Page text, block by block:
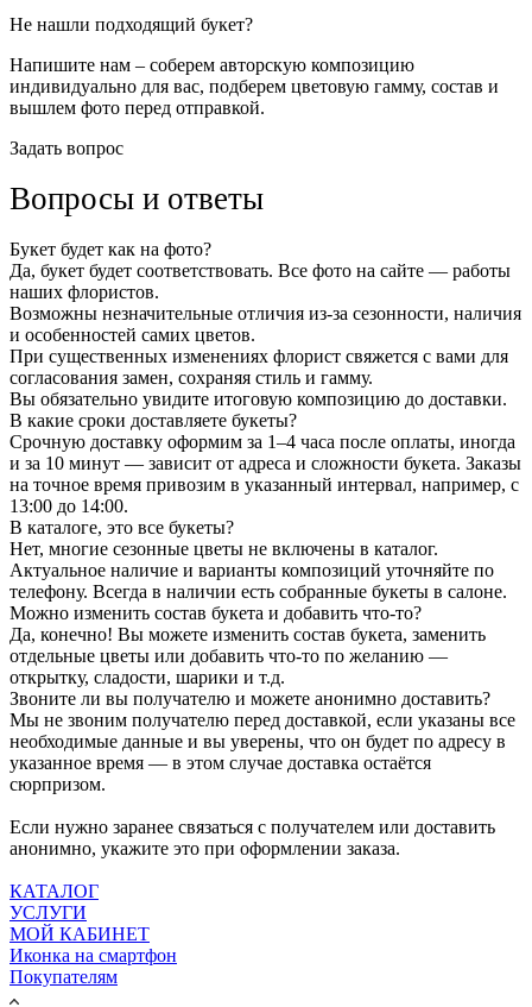
Не нашли подходящий букет?
Напишите нам – соберем авторскую композицию
индивидуально для вас, подберем цветовую гамму, состав и
вышлем фото перед отправкой.
Задать вопрос
Вопросы и ответы
Букет будет как на фото?
Да, букет будет соответствовать. Все фото на сайте — работы
наших флористов.
Возможны незначительные отличия из-за сезонности, наличия
и особенностей самих цветов.
При существенных изменениях флорист свяжется с вами для
согласования замен, сохраняя стиль и гамму.
Вы обязательно увидите итоговую композицию до доставки.
В какие сроки доставляете букеты?
Срочную доставку оформим за 1–4 часа после оплаты, иногда
и за 10 минут — зависит от адреса и сложности букета. Заказы
на точное время привозим в указанный интервал, например, с
13:00 до 14:00.
В каталоге, это все букеты?
Нет, многие сезонные цветы не включены в каталог.
Актуальное наличие и варианты композиций уточняйте по
телефону. Всегда в наличии есть собранные букеты в салоне.
Можно изменить состав букета и добавить что-то?
Да, конечно! Вы можете изменить состав букета, заменить
отдельные цветы или добавить что-то по желанию —
открытку, сладости, шарики и т.д.
Звоните ли вы получателю и можете анонимно доставить?
Мы не звоним получателю перед доставкой, если указаны все
необходимые данные и вы уверены, что он будет по адресу в
указанное время — в этом случае доставка остаётся
сюрпризом.
Если нужно заранее связаться с получателем или доставить
анонимно, укажите это при оформлении заказа.
КАТАЛОГ
УСЛУГИ
МОЙ КАБИНЕТ
Иконка на смартфон
Покупателям